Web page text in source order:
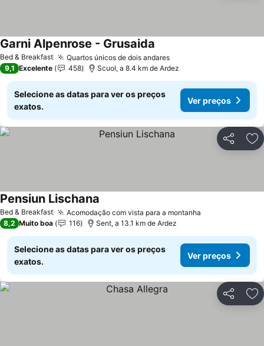
Bed & Breakfast Quartos únicos de dois andares
Garni Alpenrose - Grusaida
9,1 Excelente 458 Scuol, a 8.4 km de Ardez
Selecione as datas para ver os preços
exatos.
Ver preços
Partilhar
Bed & Breakfast Acomodação com vista para a montanha
Pensiun Lischana
8,2 Muito boa 116 Sent, a 13.1 km de Ardez
Selecione as datas para ver os preços
exatos.
Ver preços
Partilhar